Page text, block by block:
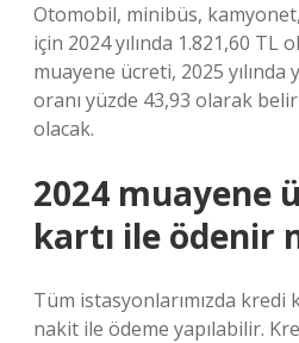
Otomobil, minibüs,
için 2024 yılında 1.821,60 TL
muayene ücreti, 2025 yılında
oranı yüzde 43,93 olarak
olacak.
2024 muayene
kartı ile ödenir
Tüm istasyonlarımızda kredi
nakit ile ödeme yapılabilir.